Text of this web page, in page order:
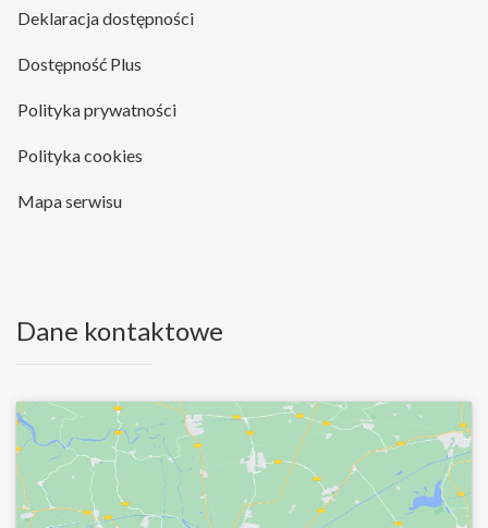
Deklaracja dostępności
Dostępność Plus
Polityka prywatności
Polityka cookies
Mapa serwisu
Dane kontaktowe